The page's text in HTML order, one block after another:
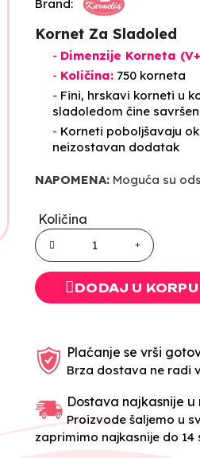
Brand:
Kornet Za Sladoled
- Dimenzije Korneta
- Količina: 750 korneta
- Fini, hrskavi korneti u
sladoledom čine
- Korneti poboljšavaju
neizostavan dodatak
NAPOMENA: Moguća su
Količina
DODAJ U KORPU
Plaćanje se vrši
Brza dostava ne radi
Dostava najkasnije u
Proizvode šaljemo u
zaprimimo najkasnije do 14